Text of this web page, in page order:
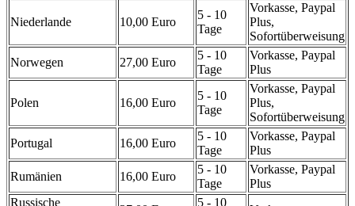
Niederlande 10,00 Euro
5 - 10
Tage
Vorkasse, Paypal
Plus,
Sofortüberweisung
Norwegen
27,00 Euro
5 - 10
Tage
Vorkasse, Paypal
Plus
Polen 16,00 Euro
5 - 10
Tage
Vorkasse, Paypal
Plus,
Sofortüberweisung
Portugal
16,00 Euro
5 - 10
Tage
Vorkasse, Paypal
Plus
Rumänien
16,00 Euro
5 - 10
Tage
Vorkasse, Paypal
Plus
Russische
5 - 10